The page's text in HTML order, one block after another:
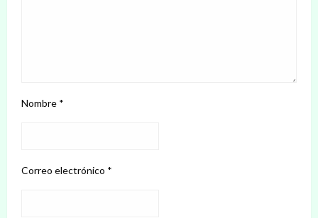
Nombre *
Correo electrónico *